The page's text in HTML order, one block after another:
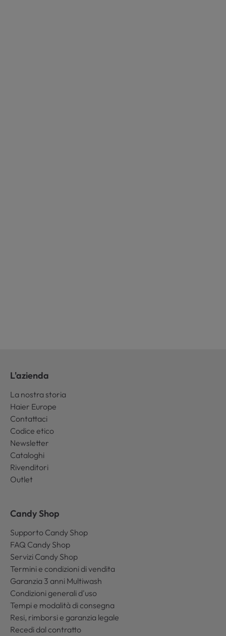
L'azienda
La nostra storia
Haier Europe
Contattaci
Codice etico
Newsletter
Cataloghi
Rivenditori
Outlet
Candy Shop
Supporto Candy Shop
FAQ Candy Shop
Servizi Candy Shop
Termini e condizioni di vendita
Garanzia 3 anni Multiwash
Condizioni generali d'uso
Tempi e modalità di consegna
Resi, rimborsi e garanzia legale
Recedi dal contratto